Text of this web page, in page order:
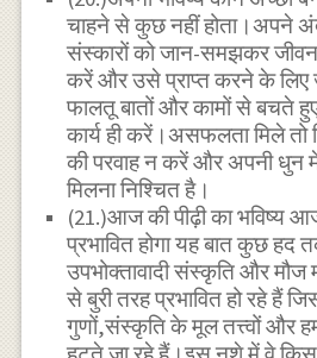
चाहने से कुछ नहीं होता।अपने
संस्कारों को जान-समझकर जीवन
करें और उसे प्राप्त करने के
फालतू बातों और कामों से बचते
कार्य ही करें।असफलता मिले तो
की परवाह न करें और अपनी
मिलना निश्चित है।
(21.)आज की पीढ़ी का भविष्य
प्रभावित होगा यह बात कुछ
उपभोक्तावादी संस्कृति और मौज
से बुरी तरह प्रभावित हो रहे हैं
गुणों,संस्कृति के मूल तत्त्वों और